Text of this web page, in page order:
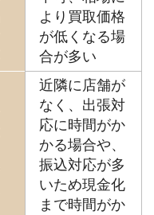
より買取価格
が低くなる場
合が多い
近隣に店舗が
なく、出張対
応に時間がか
かる場合や、
振込対応が多
いため現金化
まで時間がか